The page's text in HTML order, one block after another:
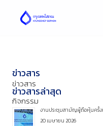
Skip
ข่าวสาร
ข่าวสาร
กิจกรรม
ข่าวสารล่าสุด
งานประชุมสามัญผู้ถือหุ้นครั้ง
20 เมษายน 2026